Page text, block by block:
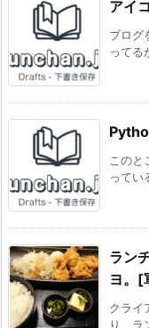
アイ
ブログ
ってる
このと
ってい
ラン
ヨ。[
クライ
り、ラ